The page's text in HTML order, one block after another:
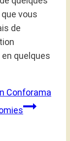
vous
de
quelques
Conforama